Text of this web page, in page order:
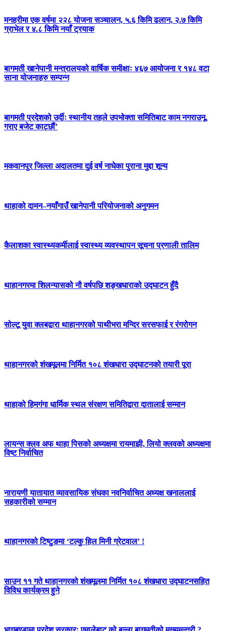
मनहरीमा एक वर्षमा २२८ योजना सञ्चालन, ५.६ किमि ढलान, २.७ किमि
ग्राभेल र ४.८ किमि नयाँ ट्रयाक
बागमती खानेपानी मन्त्रालयको वार्षिक समीक्षाः ४६७ आयोजना र १४८ वटा
साना योजनाहरु सम्पन्न
बागमती प्रदेशको उर्दीः स्थानीय तहले उपभोक्ता समितिबाट काम नगराउनू,
गराए बजेट काट्छौं’
मकवानपुर जिल्ला अदालतमा दुई वर्ष नाघेका पुराना मुद्दा शून्य
थाहाको दामन–नयाँगाउँ खानेपानी परियोजनाको अनुगमन
कैलाशका स्वास्थ्यकर्मीलाई स्वास्थ्य व्यवस्थापन सूचना प्रणाली तालिम
थाहानगरमा शिलन्यासको नौ वर्षपछि शङ्खधाराको उद्घाटन हुँदै
सोल्टू युवा क्लबद्वारा थाहानगरको पाथीभरा मन्दिर सरसफाई र रंगरोगन
थाहानगरको शंखमूलमा निर्मित १०८ शंखधारा उद्घाटनको तयारी पूरा
थाहाको हिमगंगा धार्मिक स्थल संरक्षण समितिद्वारा दातालाई सम्मान
लायन्स क्लव अफ थाहा पिसको अध्यक्षमा रायमाझी, लियो क्लवको अध्यक्षमा
विष्ट निर्वाचित
नारायणी यातायात व्यावसायिक संघका नवनिर्वाचित अध्यक्ष खनाललाई
सहकारीको सम्मान
थाहानगरको टिष्टुङमा ‘टल्कु हिल मिनी ग्रेटवाल’ !
साउन ११ गते थाहानगरको शंखमूलमा निर्मित १०८ शंखधारा उद्घाटनसहित
विविध कार्यक्रम हुने